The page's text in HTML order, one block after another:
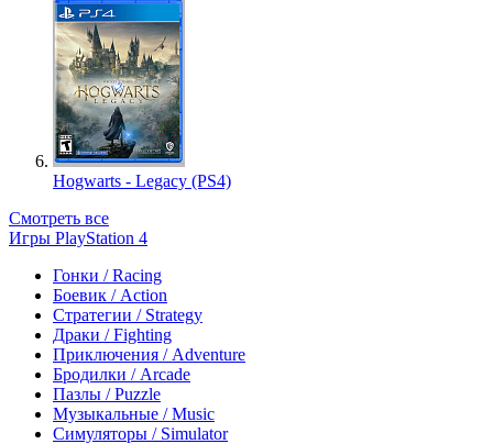
Hogwarts - Legacy (PS4)
Смотреть все
Игры PlayStation 4
Гонки / Racing
Боевик / Action
Стратегии / Strategy
Драки / Fighting
Приключения / Adventure
Бродилки / Arcade
Пазлы / Puzzle
Музыкальные / Music
Симуляторы / Simulator